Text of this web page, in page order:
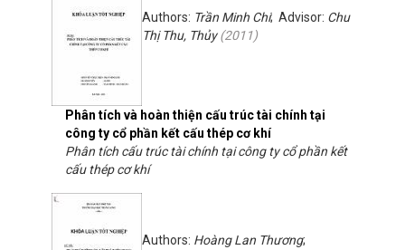
Phân tích và hoàn thiện cấu trúc tài chính tại
công ty cổ phần kết cấu thép cơ khí
Authors: Trần Minh Chi; Advisor: Chu
Thị Thu, Thủy(2011)
Phân tích cấu trúc tài chính tại công ty cổ phần kết
cấu thép cơ khí
Authors: Hoàng Lan Thương;